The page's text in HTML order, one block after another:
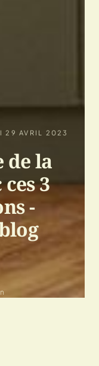
29 AVRIL 2023
de la
3
-